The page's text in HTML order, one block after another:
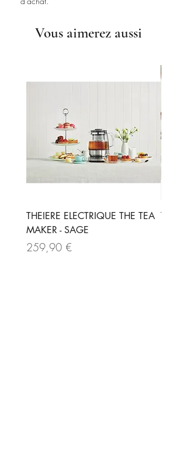
framboise lyophilisée, morceaux
Vous aimerez aussi
THEIERE ELECTRIQUE THE TEA
MAKER - SAGE
Prix
259,90 €